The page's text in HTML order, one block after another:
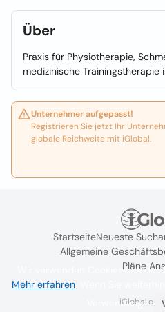
Über
Praxis für Physiotherapie,
medizinische Trainingstherapie
Unternehmer aufgepasst!
Registrieren Sie jetzt Ihr
globale Reichweite mit iGlobal.
StartseiteNeueste
Allgemeine
Pläne
iGlobal.co
Wir verwenden Cookies, um das
Mehr erfahren
Verwendung.